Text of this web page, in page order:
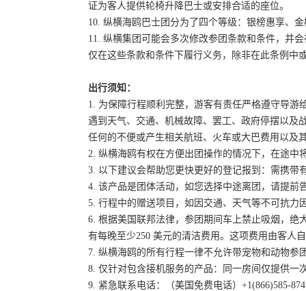
证为客人提供轮椅升降巴士或安排合适的座位。
10. 纵横海鸥巴士团分为了四个等级：银榜惠享、
11. 纵横集团可能会多次修改参团条款和条件，并
仅在这些条款和条件下履行义务，除非在此条例中
出行须知：
1. 为保障行程顺利完整，游客有责任严格遵守导
遇到天气、交通、机械故障、罢工、政府停摆以及
任何的不便或产生相关航班、火车或大巴费用以及
2. 纵横海鸥有权在方便出团操作的情况下，在途
3. 以下建议会帮助您更快更好的登记报到：需携
4. 该产品是团体活动，如您选择中途离团，请提
5. 行程中的赠送项目，如因交通、天气等不可抗
6. 根据美国联邦法律，参团期间车上禁止吸烟，
有每晚至少250 美元的清洁费用。这项费用由客人
7. 纵横海鸥的所有行程一律不允许带宠物和动物参
8. 仅针对包含接机服务的产品：同一房间仅提供
9. 紧急联系电话：（美国免费电话）+1(866)585-